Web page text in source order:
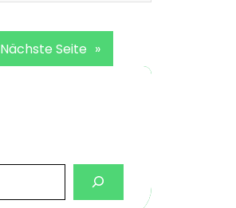
Nächste Seite »